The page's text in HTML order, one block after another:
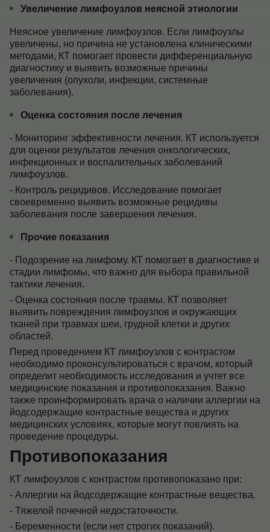
Увеличение лимфоузлов неясной этиологии
Неясное увеличение лимфоузлов. Если лимфоузлы
увеличены, но причина не установлена клиническими
методами, КТ помогает провести дифференциальную
диагностику и выявить возможные причины
увеличения (опухоли, инфекции, системные
заболевания).
Оценка состояния после лечения
- Мониторинг эффективности лечения. КТ используется
для оценки результатов лечения онкологических,
инфекционных и воспалительных заболеваний
лимфоузлов.
- Контроль рецидивов. Исследование помогает
своевременно выявить возможные рецидивы
заболевания после завершения лечения.
Прочие показания
- Подозрение на лимфому. КТ помогает в диагностике и
стадии лимфомы, что важно для выбора правильной
тактики лечения.
- Оценка состояния после травмы. КТ позволяет
выявить повреждения лимфоузлов и окружающих
тканей при травмах шеи, грудной клетки и других
областей.
Перед проведением КТ лимфоузлов с контрастом
необходимо проконсультироваться с врачом, который
определит необходимость исследования и учтет все
медицинские показания и противопоказания. Важно
также проинформировать врача о наличии аллергии на
йодсодержащие контрастные вещества и других
медицинских условиях, которые могут повлиять на
проведение процедуры.
Противопоказания
КТ лимфоузлов с контрастом противопоказано при:
- Аллергии на йодсодержащие контрастные вещества.
- Тяжелой почечной недостаточности.
- Беременности (если нет строгих показаний).